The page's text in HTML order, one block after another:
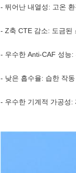
- 뛰어난 내열성: 고온
- Z축 CTE 감소: 도금된
- 우수한 Anti-CAF 성능
- 낮은 흡수율: 습한 작
- 우수한 기계적 가공성: